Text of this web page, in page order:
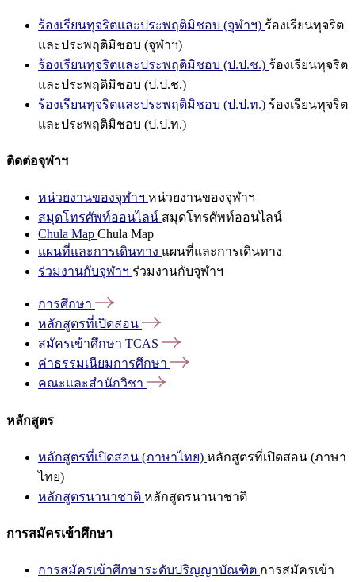
ร้องเรียนทุจริตและประพฤติมิชอบ (จุฬาฯ) ร้องเรียนทุจริต
และประพฤติมิชอบ (จุฬาฯ)
ร้องเรียนทุจริตและประพฤติมิชอบ (ป.ป.ช.) ร้องเรียนทุจริต
และประพฤติมิชอบ (ป.ป.ช.)
ร้องเรียนทุจริตและประพฤติมิชอบ (ป.ป.ท.) ร้องเรียนทุจริต
และประพฤติมิชอบ (ป.ป.ท.)
ติดต่อจุฬาฯ
หน่วยงานของจุฬาฯ หน่วยงานของจุฬาฯ
สมุดโทรศัพท์ออนไลน์ สมุดโทรศัพท์ออนไลน์
Chula Map Chula Map
แผนที่และการเดินทาง แผนที่และการเดินทาง
ร่วมงานกับจุฬาฯ ร่วมงานกับจุฬาฯ
การศึกษา
หลักสูตรที่เปิดสอน
สมัครเข้าศึกษา TCAS
ค่าธรรมเนียมการศึกษา
คณะและสำนักวิชา
หลักสูตร
หลักสูตรที่เปิดสอน (ภาษาไทย) หลักสูตรที่เปิดสอน (ภาษา
ไทย)
หลักสูตรนานาชาติ หลักสูตรนานาชาติ
การสมัครเข้าศึกษา
การสมัครเข้าศึกษาระดับปริญญาบัณฑิต การสมัครเข้า